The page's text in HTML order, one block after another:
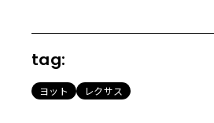
tag:
ヨット レクサス